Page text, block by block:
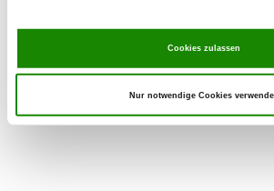
Cookies zulassen
Nur notwendige Cookies